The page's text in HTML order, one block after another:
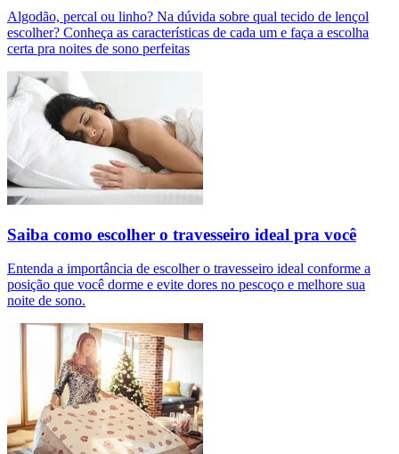
Algodão, percal ou linho? Na dúvida sobre qual tecido de lençol
escolher? Conheça as características de cada um e faça a escolha
certa pra noites de sono perfeitas
Saiba como escolher o travesseiro ideal pra você
Entenda a importância de escolher o travesseiro ideal conforme a
posição que você dorme e evite dores no pescoço e melhore sua
noite de sono.